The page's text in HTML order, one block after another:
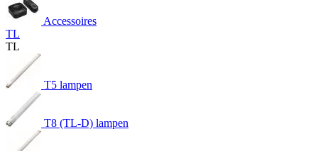
Accessoires
TL
TL
T5 lampen
T8 (TL-D) lampen